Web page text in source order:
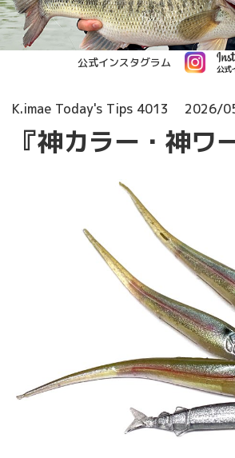
公式インスタグラム
K.imae Today's Tips 4013 2026/
『神カラー・神ワ